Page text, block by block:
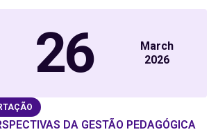
26
March
2026
DA GESTÃO PEDAGÓGICA